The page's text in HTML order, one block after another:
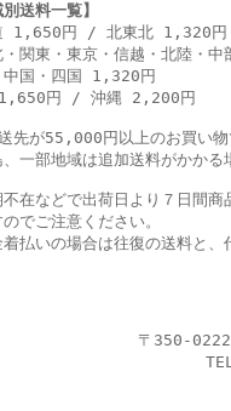
送料一覧】
1,650円 / 北東北 1,320円
・関東・東京・信越・北陸・
中国・四国 1,320円
円 / 沖縄 2,200円
先が55,000円以上のお買い物
一部地域は追加送料がかかる
在などで出荷日より７日間商
でご注意ください。
払いの場合は往復の送料と、
〒350-